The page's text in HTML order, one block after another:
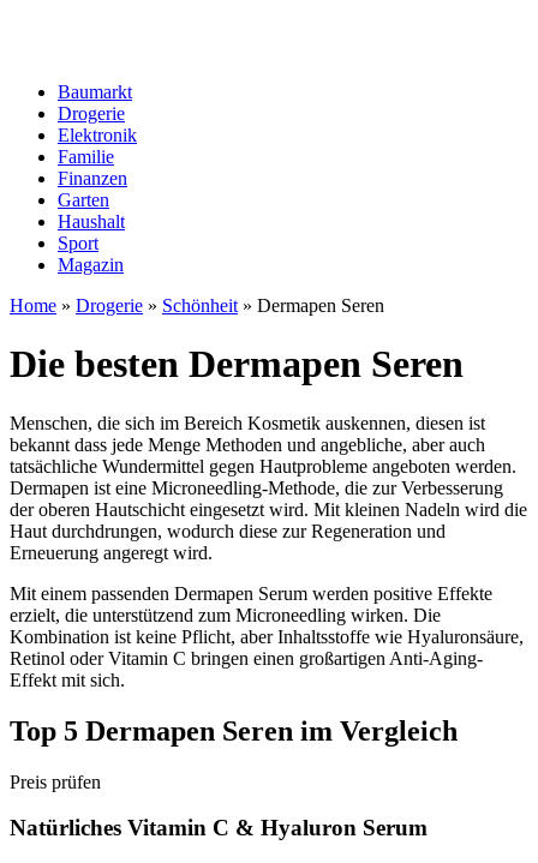
Baumarkt
Drogerie
Elektronik
Familie
Finanzen
Garten
Haushalt
Sport
Magazin
Home » Drogerie » Schönheit » Dermapen Seren
Die besten Dermapen Seren
Menschen, die sich im Bereich Kosmetik auskennen, diesen ist
bekannt dass jede Menge Methoden und angebliche, aber auch
tatsächliche Wundermittel gegen Hautprobleme angeboten werden.
Dermapen ist eine Microneedling-Methode, die zur Verbesserung
der oberen Hautschicht eingesetzt wird. Mit kleinen Nadeln wird die
Haut durchdrungen, wodurch diese zur Regeneration und
Erneuerung angeregt wird.
Mit einem passenden Dermapen Serum werden positive Effekte
erzielt, die unterstützend zum Microneedling wirken. Die
Kombination ist keine Pflicht, aber Inhaltsstoffe wie Hyaluronsäure,
Retinol oder Vitamin C bringen einen großartigen Anti-Aging-
Effekt mit sich.
Top 5 Dermapen Seren im Vergleich
Preis prüfen
Natürliches Vitamin C & Hyaluron Serum